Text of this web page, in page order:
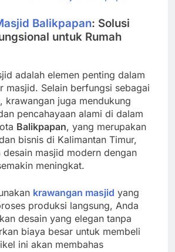
Balikpapan: Solusi
untuk Rumah
adalah elemen penting dalam
masjid. Selain berfungsi sebagai
krawangan juga mendukung
pencahayaan alami di dalam
Balikpapan, yang merupakan
bisnis di Kalimantan Timur,
desain masjid modern dengan
meningkat.
krawangan masjid yang
produksi langsung, Anda
desain yang elegan tanpa
biaya besar untuk membeli
ini akan membahas